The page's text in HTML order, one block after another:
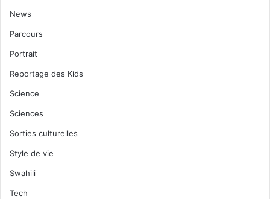
News
Parcours
Portrait
Reportage des Kids
Science
Sciences
Sorties culturelles
Style de vie
Swahili
Tech